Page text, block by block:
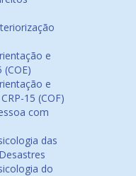
e
(COE)
e
15 (COF)
com
das
do